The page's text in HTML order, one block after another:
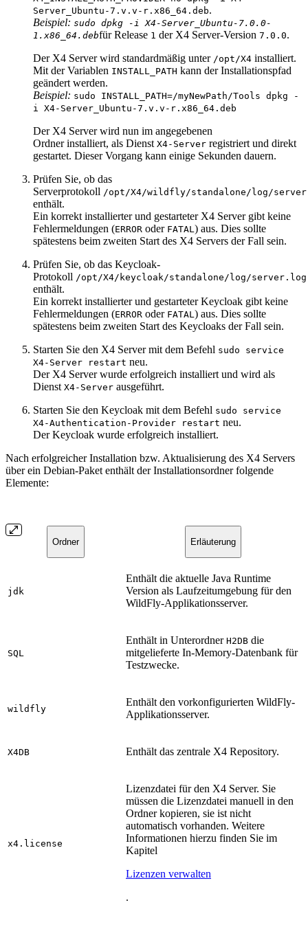
Server_Ubuntu-7.v.v-r.x86_64.deb.
Beispiel: sudo dpkg -i X4-Server_Ubuntu-7.0.0-
1.x86_64.debfür Release 1 der X4 Server-Version 7.0.0.
Der X4 Server wird standardmäßig unter /opt/X4 installiert.
Mit der Variablen INSTALL_PATH kann der Installationspfad
geändert werden.
Beispiel: sudo INSTALL_PATH=/myNewPath/Tools dpkg -
i X4-Server_Ubuntu-7.v.v-r.x86_64.deb
Der X4 Server wird nun im angegebenen
Ordner installiert, als Dienst X4-Server registriert und direkt
gestartet. Dieser Vorgang kann einige Sekunden dauern.
Prüfen Sie, ob das
Serverprotokoll /opt/X4/wildfly/standalone/log/
enthält.
Ein korrekt installierter und gestarteter X4 Server gibt keine
Fehlermeldungen (ERROR oder FATAL ) aus. Dies sollte
spätestens beim zweiten Start des X4 Servers der Fall sein.
Prüfen Sie, ob das Keycloak-
Protokoll /opt/X4/keycloak/standalone/log/server.log
enthält.
Ein korrekt installierter und gestarteter Keycloak gibt keine
Fehlermeldungen (ERROR oder FATAL ) aus. Dies sollte
spätestens beim zweiten Start des Keycloaks der Fall sein.
Starten Sie den X4 Server mit dem Befehl sudo service
X4-Server restart neu.
Der X4 Server wurde erfolgreich installiert und wird als
Dienst X4-Server ausgeführt.
Starten Sie den Keycloak mit dem Befehl sudo service
X4-Authentication-Provider restart neu.
Der Keycloak wurde erfolgreich installiert.
Nach erfolgreicher Installation bzw. Aktualisierung des X4 Servers
über ein Debian-Paket enthält der Installationsordner folgende
Elemente:
Ordner Erläuterung
jdk
Enthält die aktuelle Java Runtime
Version als Laufzeitumgebung für den
WildFly-Applikationsserver.
SQL
Enthält in Unterordner H2DB die
mitgelieferte In-Memory-Datenbank für
Testzwecke.
wildfly
Enthält den vorkonfigurierten WildFly-
Applikationsserver.
X4DB Enthält das zentrale X4 Repository.
x4.license
Lizenzdatei für den X4 Server. Sie
müssen die Lizenzdatei manuell in den
Ordner kopieren, sie ist nicht
automatisch vorhanden. Weitere
Informationen hierzu finden Sie im
Kapitel
Lizenzen verwalten
.